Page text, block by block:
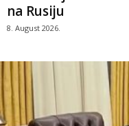
na Rusiju
8. August 2026.